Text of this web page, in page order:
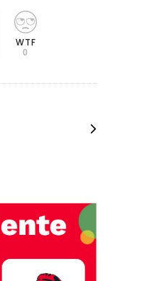
WTF
0